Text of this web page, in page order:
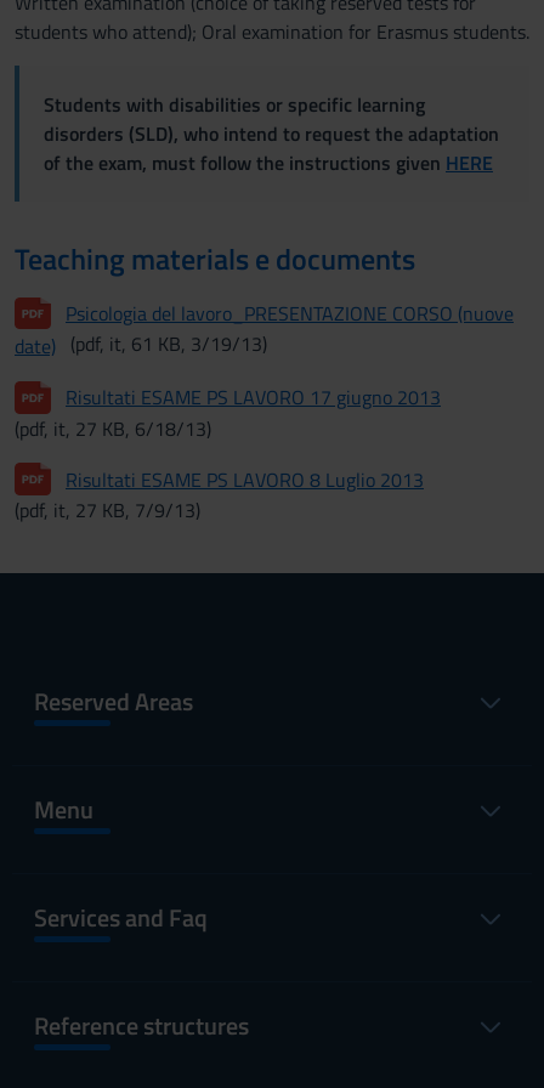
students who attend); Oral examination for Erasmus students.
Students with disabilities or specific learning
disorders (SLD), who intend to request the adaptation
of the exam, must follow the instructions given HERE
Teaching materials e documents
Psicologia del lavoro_PRESENTAZIONE CORSO (nuove
date) (pdf, it, 61 KB, 3/19/13)
Risultati ESAME PS LAVORO 17 giugno 2013
(pdf, it, 27 KB, 6/18/13)
Risultati ESAME PS LAVORO 8 Luglio 2013
(pdf, it, 27 KB, 7/9/13)
Reserved Areas
Menu
Services and Faq
Reference structures